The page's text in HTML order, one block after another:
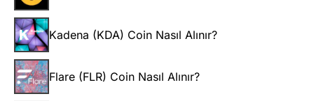
Kadena (KDA) Coin Nasıl Alınır?
Flare (FLR) Coin Nasıl Alınır?